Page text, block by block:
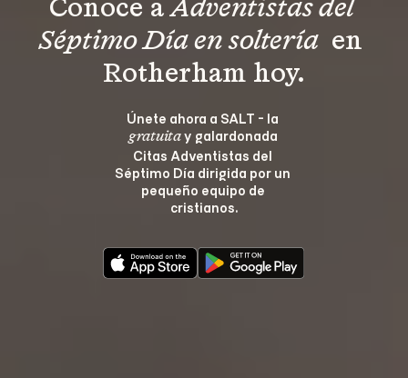
Conoce a Adventistas del
Séptimo Día en soltería en
Rotherham hoy.
Únete ahora a SALT - la
gratuita y galardonada
Citas Adventistas del
Séptimo Día dirigida por un
pequeño equipo de
cristianos.